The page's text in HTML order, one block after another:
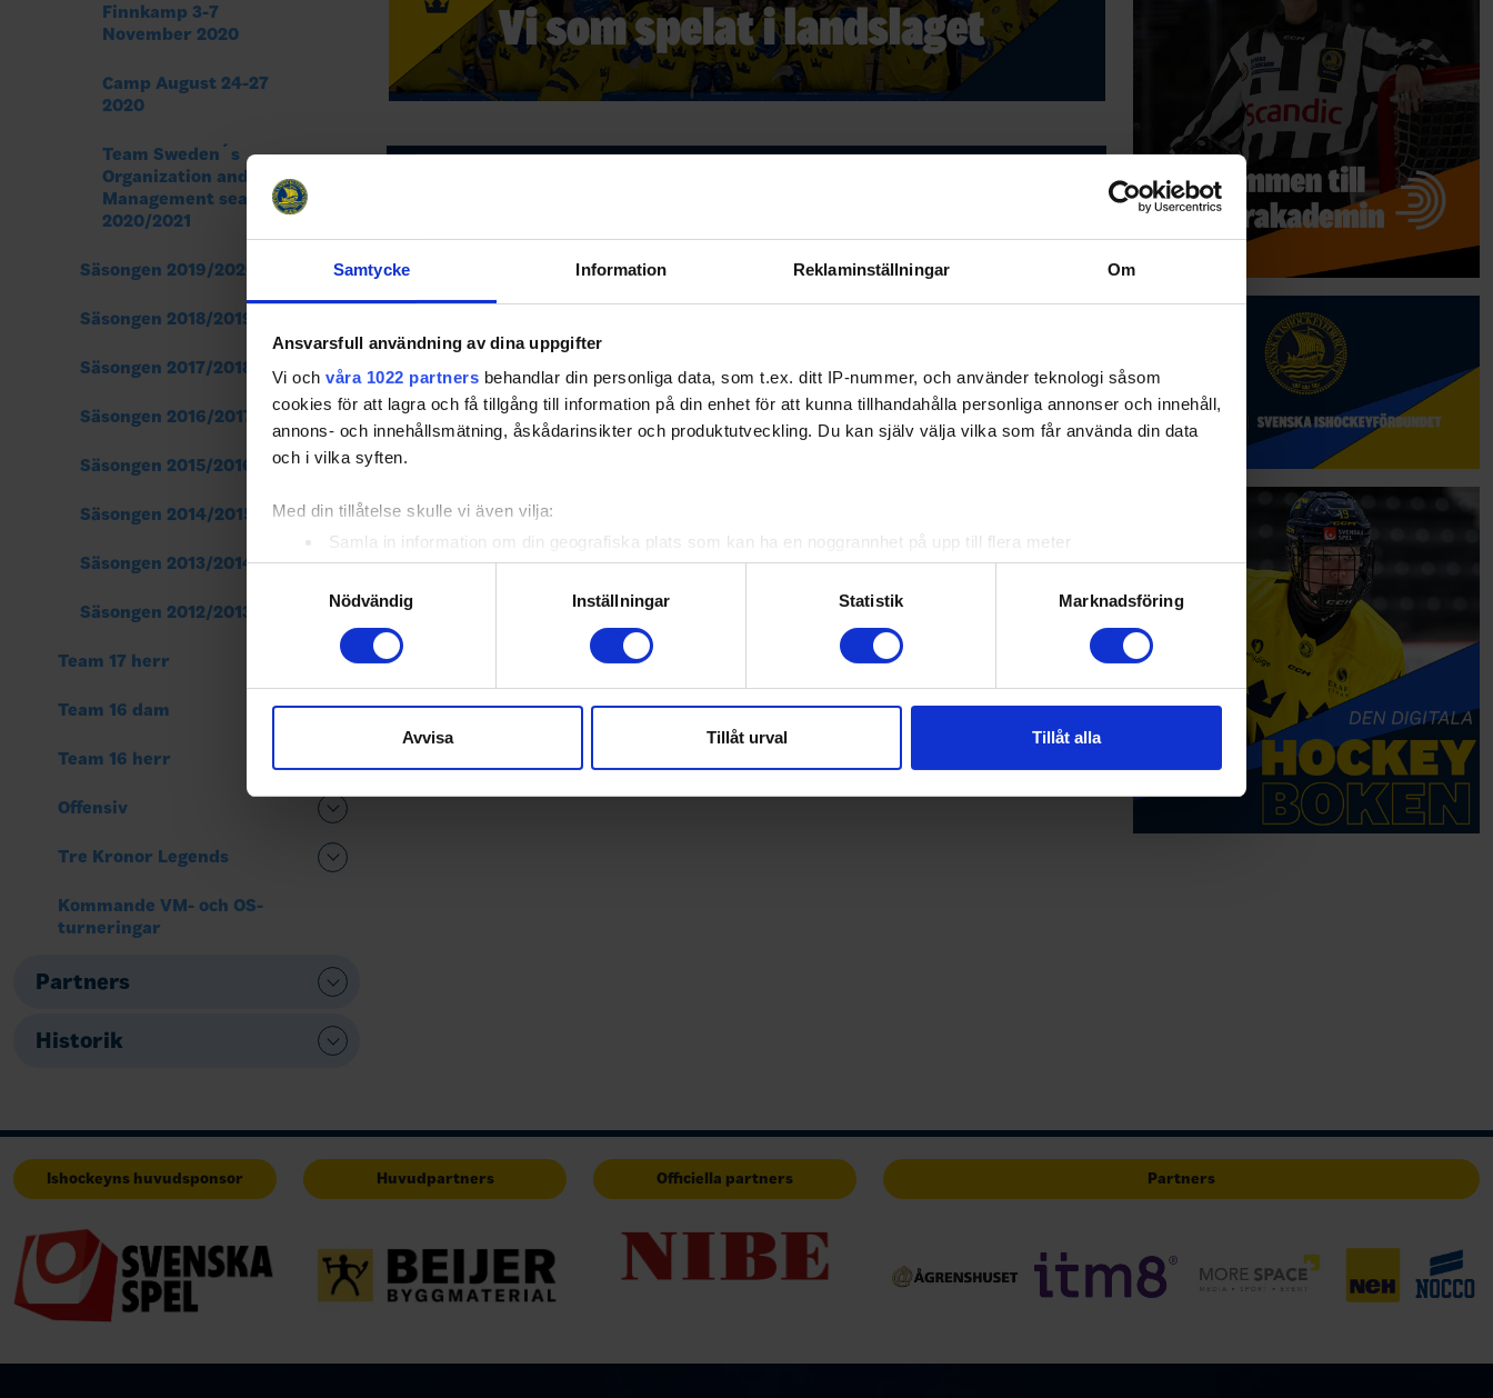
Samtycke Information Reklaminställningar Om
Ansvarsfull användning av dina uppgifter
Vi och våra 1022 partners behandlar din personliga data, som t.ex. ditt IP-nummer, och använder teknologi såsom
cookies för att lagra och få tillgång till information på din enhet för att kunna tillhandahålla personliga annonser och innehåll,
annons- och innehållsmätning, åskådarinsikter och produktutveckling. Du kan själv välja vilka som får använda din data
och i vilka syften.
Med din tillåtelse skulle vi även vilja:
Samla in information om din geografiska plats som kan ha en noggrannhet på upp till flera meter
Identifiera din enhet genom att aktivt skanna den för specifika kännetecken (fingeravtryck)
Ta reda på mer om hur dina personliga uppgifter behandlas och ställ in dina preferenser i
detaljsektionen. Du kan ändra
eller dra tillbaka ditt samtycke när som helst från cookie-förklaringen.
sociala medier och analysera vår trafik. Vi vidarebefordrar även sådana identifierare och annan information från din enhet
till de sociala medier och annons- och analysföretag som vi samarbetar med. Dessa kan i sin tur kombinera informationen
Nödvändig
Inställningar Statistik Marknadsföring
Avvisa Tillåt urval Tillåt alla
Finnkamp 3-7
November 2020
Camp August 24-27
2020
Team Sweden´s
Organization and Team
Management season
2020/2021
Säsongen 2019/2020
Säsongen 2018/2019
Säsongen 2017/2018
Säsongen 2016/2017
Säsongen 2015/2016
Säsongen 2014/2015
Säsongen 2013/2014
Säsongen 2012/2013
Team 17 herr
Team 16 dam
Team 16 herr
Offensiv
Tre Kronor Legends
Kommande VM- och OS-
turneringar
Partners
Historik
ShareFacebook
TwitterEmailPrint
Ishockeyns huvudsponsor Huvudpartners Officiella partners Partners